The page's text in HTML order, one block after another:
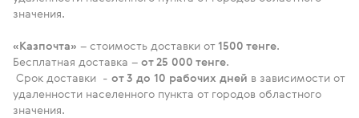
значения.
«Казпочта» – стоимость доставки от1500 тенге.
Бесплатная доставка – от 25 000 тенге.
Срок доставки - от 3 до 10 рабочих дней в зависимости от
удаленности населенного пункта от городов областного
значения.